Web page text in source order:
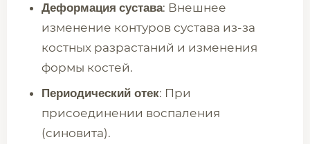
Деформация сустава: Внешнее
изменение контуров сустава из-за
костных разрастаний и изменения
формы костей.
Периодический отек: При
присоединении воспаления
(синовита).